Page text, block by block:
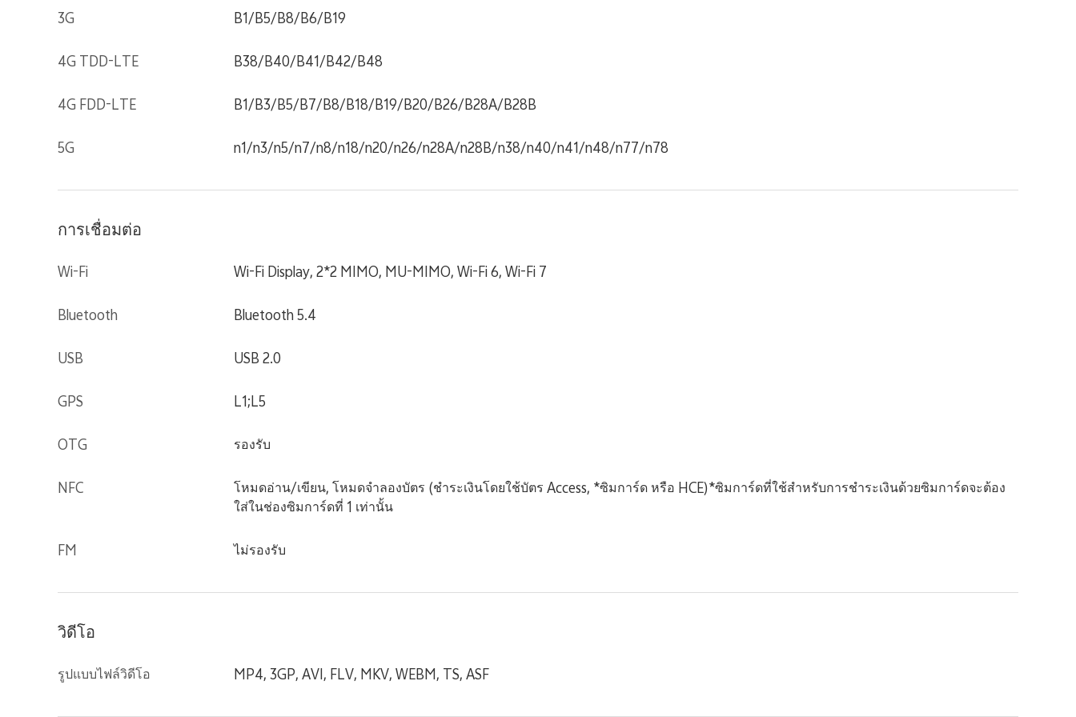
3G B1/B5/B8/B6/B19
4G TDD-LTE B38/B40/B41/B42/B48
4G FDD-LTE B1/B3/B5/B7/B8/B18/B19/B20/B26/B28A/B28B
5G n1/n3/n5/n7/n8/n18/n20/n26/n28A/n28B/n38/n40/n41/n48/n77/n78
การเชื่อมต่อ
Wi-Fi Wi-Fi Display, 2*2 MIMO, MU-MIMO, Wi-Fi 6, Wi-Fi 7
Bluetooth Bluetooth 5.4
USB USB 2.0
GPS L1;L5
OTG รองรับ
NFC
โหมดอ่าน/เขียน, โหมดจำลองบัตร (ชำระเงินโดยใช้บัตร Access, *ซิมการ์ด หรือ HCE)*ซิมการ์ดที่ใช้สำหรับการชำระเงินด้วยซิมการ์ดจะต้อง
ใส่ในช่องซิมการ์ดที่ 1 เท่านั้น
FM ไม่รองรับ
วิดีโอ
รูปแบบไฟล์วิดีโอ MP4, 3GP, AVI, FLV, MKV, WEBM, TS, ASF